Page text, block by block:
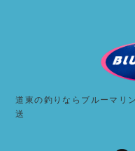
道東の釣りならブルーマリ
送